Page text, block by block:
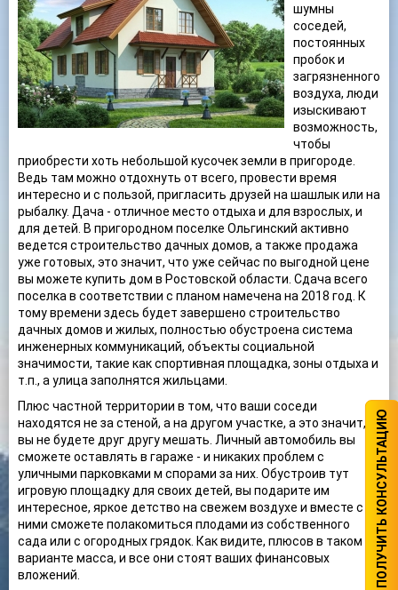
шумны
соседей,
постоянных
пробок и
загрязненного
воздуха, люди
изыскивают
возможность,
чтобы
приобрести хоть небольшой кусочек земли в пригороде.
Ведь там можно отдохнуть от всего, провести время
интересно и с пользой, пригласить друзей на шашлык или на
рыбалку. Дача - отличное место отдыха и для взрослых, и
для детей. В пригородном поселке Ольгинский активно
ведется строительство дачных домов, а также продажа
уже готовых, это значит, что уже сейчас по выгодной цене
вы можете купить дом в Ростовской области. Сдача всего
поселка в соответствии с планом намечена на 2018 год. К
тому времени здесь будет завершено строительство
дачных домов и жилых, полностью обустроена система
инженерных коммуникаций, объекты социальной
значимости, такие как спортивная площадка, зоны отдыха и
т.п., а улица заполнятся жильцами.
Плюс частной территории в том, что ваши соседи
находятся не за стеной, а на другом участке, а это значит,
вы не будете друг другу мешать. Личный автомобиль вы
сможете оставлять в гараже - и никаких проблем с
уличными парковками м спорами за них. Обустроив тут
игровую площадку для своих детей, вы подарите им
интересное, яркое детство на свежем воздухе и вместе с
ними сможете полакомиться плодами из собственного
сада или с огородных грядок. Как видите, плюсов в таком
варианте масса, и все они стоят ваших финансовых
вложений.
ПОЛУЧИТЬ КОНСУЛЬТАЦИЮ